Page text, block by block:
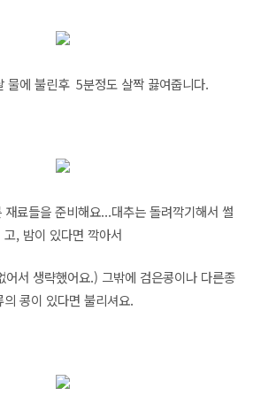
물에 불린후 5분정도 살짝 끓여줍니다.
료들을 준비해요...대추는 돌려깍기해서 썰
고, 밤이 있다면 깍아서
어서 생략했어요.) 그밖에 검은콩이나 다른종
의 콩이 있다면 불리셔요.